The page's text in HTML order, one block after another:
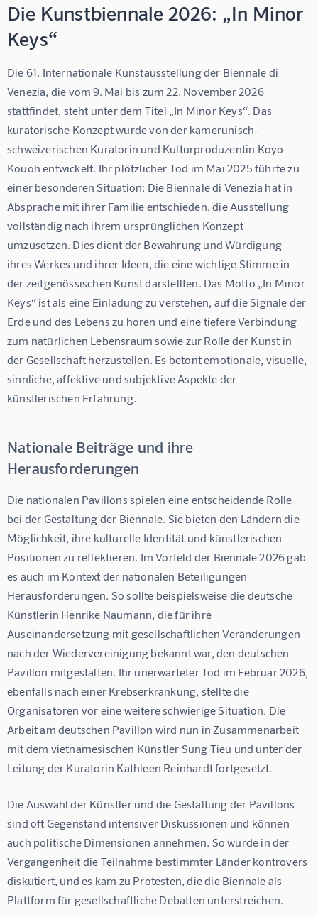
Die Kunstbiennale 2026: „In Minor
Keys“
Die 61. Internationale Kunstausstellung der Biennale di
Venezia, die vom 9. Mai bis zum 22. November 2026
stattfindet, steht unter dem Titel „In Minor Keys“. Das
kuratorische Konzept wurde von der kamerunisch-
schweizerischen Kuratorin und Kulturproduzentin Koyo
Kouoh entwickelt. Ihr plötzlicher Tod im Mai 2025 führte zu
einer besonderen Situation: Die Biennale di Venezia hat in
Absprache mit ihrer Familie entschieden, die Ausstellung
vollständig nach ihrem ursprünglichen Konzept
umzusetzen. Dies dient der Bewahrung und Würdigung
ihres Werkes und ihrer Ideen, die eine wichtige Stimme in
der zeitgenössischen Kunst darstellten. Das Motto „In Minor
Keys“ ist als eine Einladung zu verstehen, auf die Signale der
Erde und des Lebens zu hören und eine tiefere Verbindung
zum natürlichen Lebensraum sowie zur Rolle der Kunst in
der Gesellschaft herzustellen. Es betont emotionale, visuelle,
sinnliche, affektive und subjektive Aspekte der
künstlerischen Erfahrung.
Nationale Beiträge und ihre
Herausforderungen
Die nationalen Pavillons spielen eine entscheidende Rolle
bei der Gestaltung der Biennale. Sie bieten den Ländern die
Möglichkeit, ihre kulturelle Identität und künstlerischen
Positionen zu reflektieren. Im Vorfeld der Biennale 2026 gab
es auch im Kontext der nationalen Beteiligungen
Herausforderungen. So sollte beispielsweise die deutsche
Künstlerin Henrike Naumann, die für ihre
Auseinandersetzung mit gesellschaftlichen Veränderungen
nach der Wiedervereinigung bekannt war, den deutschen
Pavillon mitgestalten. Ihr unerwarteter Tod im Februar 2026,
ebenfalls nach einer Krebserkrankung, stellte die
Organisatoren vor eine weitere schwierige Situation. Die
Arbeit am deutschen Pavillon wird nun in Zusammenarbeit
mit dem vietnamesischen Künstler Sung Tieu und unter der
Leitung der Kuratorin Kathleen Reinhardt fortgesetzt.
Die Auswahl der Künstler und die Gestaltung der Pavillons
sind oft Gegenstand intensiver Diskussionen und können
auch politische Dimensionen annehmen. So wurde in der
Vergangenheit die Teilnahme bestimmter Länder kontrovers
diskutiert, und es kam zu Protesten, die die Biennale als
Plattform für gesellschaftliche Debatten unterstreichen.